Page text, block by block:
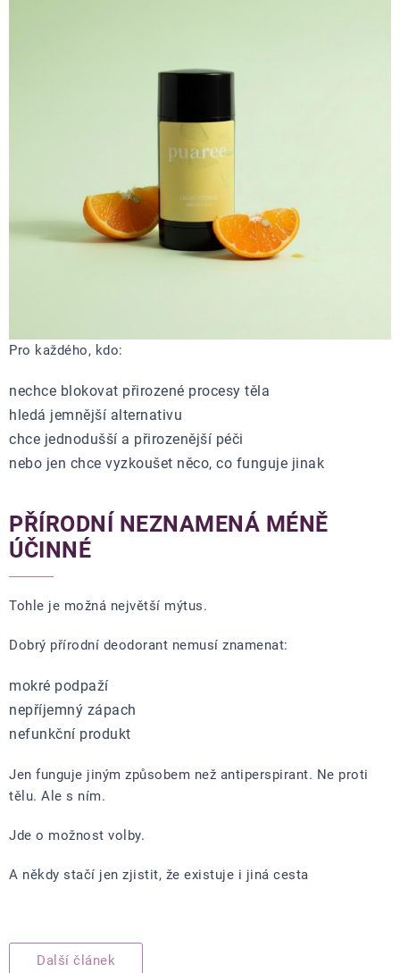
Pro každého, kdo:
nechce blokovat přirozené procesy těla
hledá jemnější alternativu
chce jednodušší a přirozenější péči
nebo jen chce vyzkoušet něco, co funguje jinak
PŘÍRODNÍ NEZNAMENÁ MÉNĚ
ÚČINNÉ
Tohle je možná největší mýtus.
Dobrý přírodní deodorant nemusí znamenat:
mokré podpaží
nepříjemný zápach
nefunkční produkt
Jen funguje jiným způsobem než antiperspirant. Ne proti
tělu. Ale s ním.
Jde o možnost volby.
A někdy stačí jen zjistit, že existuje i jiná cesta
Další článek